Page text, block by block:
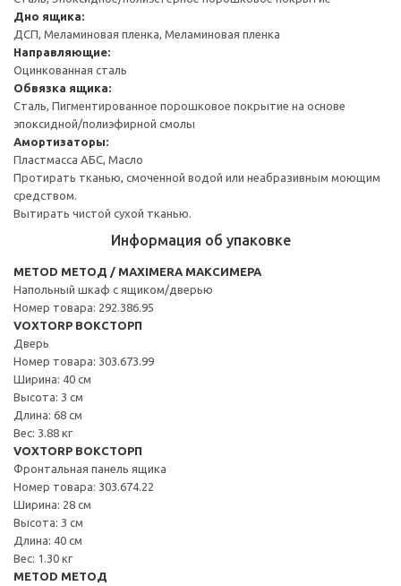
Дно ящика:
ДСП, Меламиновая пленка, Меламиновая пленка
Направляющие:
Оцинкованная сталь
Обвязка ящика:
Сталь, Пигментированное порошковое покрытие на основе
эпоксидной/полиэфирной смолы
Амортизаторы:
Пластмасса АБС, Масло
Протирать тканью, смоченной водой или неабразивным моющим
средством.
Вытирать чистой сухой тканью.
Информация об упаковке
METOD МЕТОД / MAXIMERA МАКСИМЕРА
Напольный шкаф с ящиком/дверью
Номер товара: 292.386.95
VOXTORP ВОКСТОРП
Дверь
Номер товара: 303.673.99
Ширина: 40 см
Высота: 3 см
Длина: 68 см
Вес: 3.88 кг
VOXTORP ВОКСТОРП
Фронтальная панель ящика
Номер товара: 303.674.22
Ширина: 28 см
Высота: 3 см
Длина: 40 см
Вес: 1.30 кг
METOD МЕТОД